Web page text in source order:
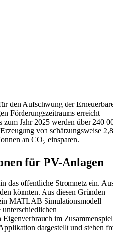
den Aufschwung der
Förderungszeitraums erreicht
Jahr 2025 werden über 240
von schätzungsweise 2,8
an CO2 einsparen.
für PV-Anlagen
das öffentliche Stromnetz ein.
könnten. Aus diesen Gründen
MATLAB Simulationsmodell
im Zusammenspiel
dargestellt und stehen